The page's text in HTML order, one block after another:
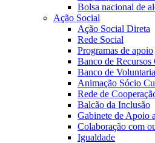
Bolsa nacional de
Ação Social
Ação Social Direta
Rede Social
Programas de apoio
Banco de Recursos
Banco de
Animação Sócio
Rede de
Balcão da Inclusão
Gabinete de Apoio
Colaboração com
Igualdade